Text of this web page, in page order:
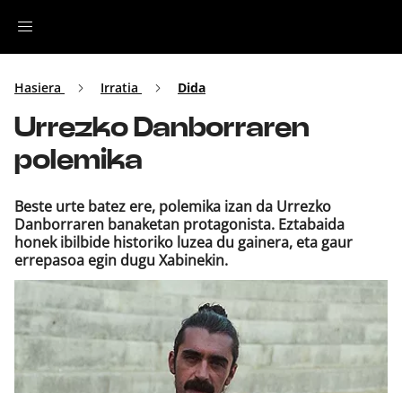
Irratia
Top Gaztea
Podcastak
Musika
Ekitaldiak
Ikus-entzunezkoak
Hasiera Irratia Dida
Urrezko Danborraren
polemika
Beste urte batez ere, polemika izan da Urrezko
Danborraren banaketan protagonista. Eztabaida
honek ibilbide historiko luzea du gainera, eta gaur
errepasoa egin dugu Xabinekin.